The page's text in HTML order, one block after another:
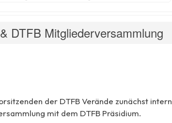
DTFB Mitgliederversammlung
der DTFB Verände zunächst intern
mit dem DTFB Präsidium.